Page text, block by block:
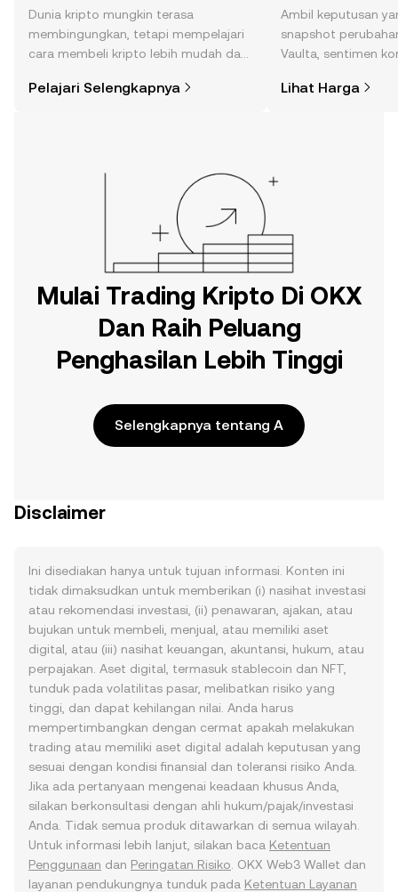
Dunia kripto mungkin terasa
membingungkan, tetapi mempelajari
cara membeli kripto lebih mudah dari
di aplikasi seluler OKX, atau di sini di
Pelajari Selengkapnya
Ambil keputusan
snapshot
Vaulta, sentimen
Lihat Harga
Mulai Trading Kripto Di OKX
Dan Raih Peluang
Penghasilan Lebih Tinggi
Selengkapnya tentang A
Disclaimer
Ini disediakan hanya untuk tujuan informasi. Konten ini
tidak dimaksudkan untuk memberikan (i) nasihat investasi
atau rekomendasi investasi, (ii) penawaran, ajakan, atau
bujukan untuk membeli, menjual, atau memiliki aset
digital, atau (iii) nasihat keuangan, akuntansi, hukum, atau
perpajakan. Aset digital, termasuk stablecoin dan NFT,
tunduk pada volatilitas pasar, melibatkan risiko yang
tinggi, dan dapat kehilangan nilai. Anda harus
mempertimbangkan dengan cermat apakah melakukan
trading atau memiliki aset digital adalah keputusan yang
sesuai dengan kondisi finansial dan toleransi risiko Anda.
Jika ada pertanyaan mengenai keadaan khusus Anda,
silakan berkonsultasi dengan ahli hukum/pajak/investasi
Anda. Tidak semua produk ditawarkan di semua wilayah.
Untuk informasi lebih lanjut, silakan baca Ketentuan
Penggunaan dan Peringatan Risiko . OKX Web3 Wallet dan
layanan pendukungnya tunduk pada Ketentuan Layanan